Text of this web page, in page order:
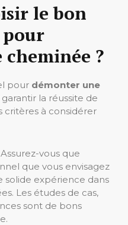
le bon
?
pour démonter une
la réussite de
critères à considérer
Assurez-vous que
que vous envisagez
solide expérience dans
Les études de cas,
sont de bons